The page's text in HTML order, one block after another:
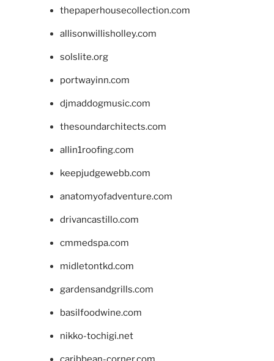
thepaperhousecollection.com
allisonwillisholley.com
solslite.org
portwayinn.com
djmaddogmusic.com
thesoundarchitects.com
allin1roofing.com
keepjudgewebb.com
anatomyofadventure.com
drivancastillo.com
cmmedspa.com
midletontkd.com
gardensandgrills.com
basilfoodwine.com
nikko-tochigi.net